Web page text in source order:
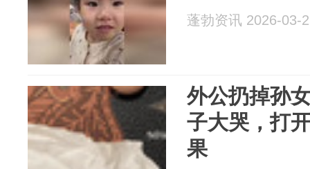
蓬勃资讯 2026-03-
外公扔掉孙
子大哭，打
果